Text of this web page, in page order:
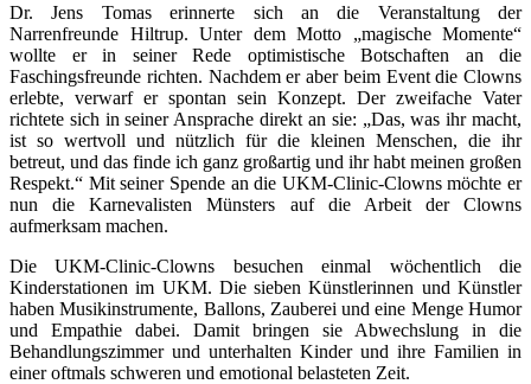
Dr. Jens Tomas erinnerte sich an die Veranstaltung der
Narrenfreunde Hiltrup. Unter dem Motto „magische Momente“
wollte er in seiner Rede optimistische Botschaften an die
Faschingsfreunde richten. Nachdem er aber beim Event die Clowns
erlebte, verwarf er spontan sein Konzept. Der zweifache Vater
richtete sich in seiner Ansprache direkt an sie: „Das, was ihr macht,
ist so wertvoll und nützlich für die kleinen Menschen, die ihr
betreut, und das finde ich ganz großartig und ihr habt meinen großen
Respekt.“ Mit seiner Spende an die UKM-Clinic-Clowns möchte er
nun die Karnevalisten Münsters auf die Arbeit der Clowns
aufmerksam machen.
Die UKM-Clinic-Clowns besuchen einmal wöchentlich die
Kinderstationen im UKM. Die sieben Künstlerinnen und Künstler
haben Musikinstrumente, Ballons, Zauberei und eine Menge Humor
und Empathie dabei. Damit bringen sie Abwechslung in die
Behandlungszimmer und unterhalten Kinder und ihre Familien in
einer oftmals schweren und emotional belasteten Zeit.